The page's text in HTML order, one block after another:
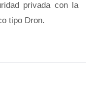
privada con la
tipo Dron.